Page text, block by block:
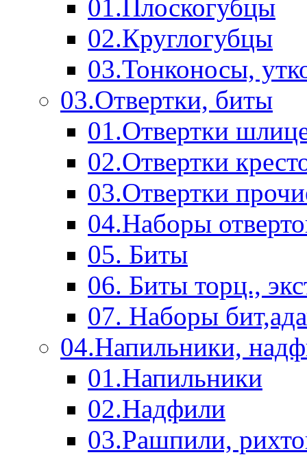
01.Плоскогубцы
02.Круглогубцы
03.Тонконосы,
03.Отвертки, биты
01.Отвертки
02.Отвертки
03.Отвертки
04.Наборы
05. Биты
06. Биты торц.,
07. Наборы
04.Напильники,
01.Напильники
02.Надфили
03.Рашпили,